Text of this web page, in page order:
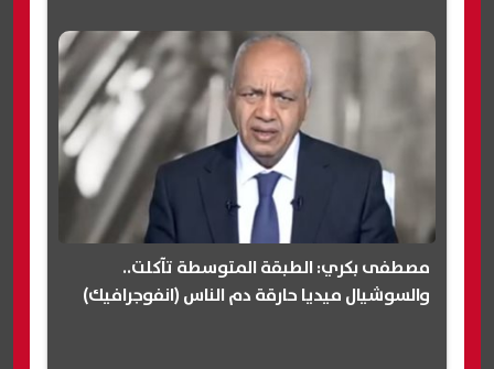
مصطفى بكري: الطبقة المتوسطة تآكلت..
والسوشيال ميديا حارقة دم الناس (انفوجرافيك)